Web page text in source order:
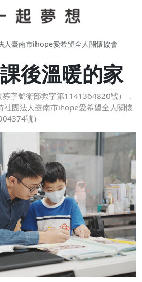
人臺南市ihope愛希望全人關懷協會
後溫暖的家
字號衛部救字第1141364820號），
社團法人臺南市ihope愛希望全人關懷
號）